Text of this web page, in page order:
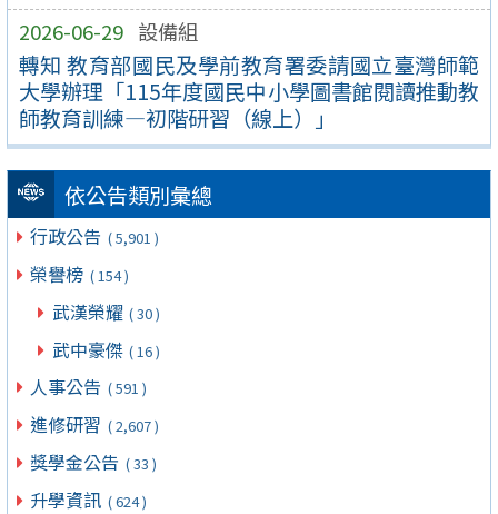
2026-06-29 設備組
轉知 教育部國民及學前教育署委請國立臺灣師範
大學辦理「115年度國民中小學圖書館閱讀推動教
師教育訓練—初階研習（線上）」
依公告類別彙總
行政公告 ( 5,901 )
榮譽榜 ( 154 )
武漢榮耀 ( 30 )
武中豪傑 ( 16 )
人事公告 ( 591 )
進修研習 ( 2,607 )
獎學金公告 ( 33 )
升學資訊 ( 624 )